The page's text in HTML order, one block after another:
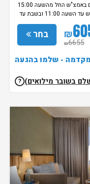
מחיר מיוחד למזמינים באתר - קבלת חדרים באמצ"ש החל מהשעה 15:00
ובשבת החל מצאת השבת עזיבת החדרים באמצ"ש עד השעה 11:00 ובשבת עד
השעה 14:00. עזיבה במוצ"ש הינה בתוספת 250 ש"ח לחדר. שימו לב, בשבתות
ובחגים יהודיים אפשר לבצע צ’ק-אין אחרי 20:00. לתשומת ליבכם: הכניסה
נוספים יחולו על הזמנה
בחר ₪
₪6655
מקדמה - שלמו בהגעה
בשובר מילואים) ?